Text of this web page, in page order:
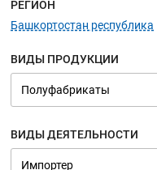
Меню навигации
РЕГИОН
Башкортостан республика
ВИДЫ ПРОДУКЦИИ
ВИДЫ ДЕЯТЕЛЬНОСТИ